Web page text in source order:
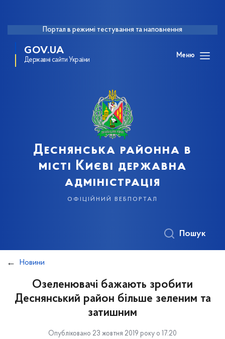
Портал в режимі тестування та наповнення
GOV.UA
Державні сайти України
Меню
Деснянська районна в
місті Києві державна
адміністрація
офіційний вебпортал
Пошук
Новини
Озеленювачі бажають зробити
Деснянський район більше зеленим та
затишним
Опубліковано 23 жовтня 2019 року о 17:20